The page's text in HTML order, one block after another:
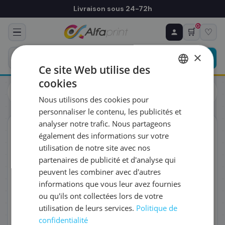
Livraison sous 24-72h
🛒
0
♡
Cartouches
Epson
couleurs, 6 x 220 pages
ORIGINAL
♻ COMMANDE RÉCURRENTE
Prévoyez & économisez
Programmez votre prochain achat — notre équipe
vous prépare un devis personnalisé
RÉFÉRENCE DU PRODUIT
FRÉQUENCE
QUANTITÉ PAR LIVRAISON
DATE DE PREMIÈRE LIVRAISON SOUHAITÉE
×
Ce site Web utilise des
cookies
Nous utilisons des cookies pour
personnaliser le contenu, les publicités et
analyser notre trafic. Nous partageons
également des informations sur votre
utilisation de notre site avec nos
partenaires de publicité et d'analyse qui
peuvent les combiner avec d'autres
informations que vous leur avez fournies
ou qu'ils ont collectées lors de votre
utilisation de leurs services. Politique de
confidentialité